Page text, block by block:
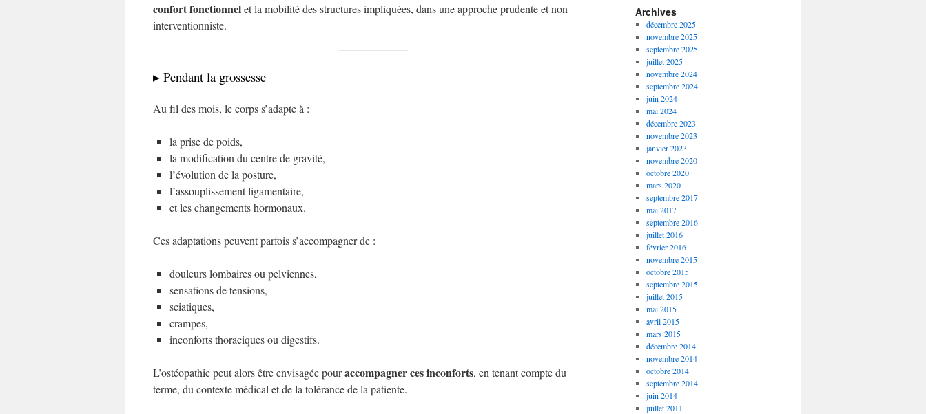
confort fonctionnelet la mobilité des structures impliquées, dans une approche prudente et non
interventionniste.
▸ Pendant la grossesse
Au fil des mois, le corps s’adapte à :
la prise de poids,
la modification du centre de gravité,
l’évolution de la posture,
l’assouplissement ligamentaire,
et les changements hormonaux.
Ces adaptations peuvent parfois s’accompagner de :
douleurs lombaires ou pelviennes,
sensations de tensions,
sciatiques,
crampes,
inconforts thoraciques ou digestifs.
L’ostéopathie peut alors être envisagée pouraccompagner ces inconforts, en tenant compte du
terme, du contexte médical et de la tolérance de la patiente.
Archives
décembre 2025
novembre 2025
septembre 2025
juillet 2025
novembre 2024
septembre 2024
juin 2024
mai 2024
décembre 2023
novembre 2023
janvier 2023
novembre 2020
octobre 2020
mars 2020
septembre 2017
mai 2017
septembre 2016
juillet 2016
février 2016
novembre 2015
octobre 2015
septembre 2015
juillet 2015
mai 2015
avril 2015
mars 2015
décembre 2014
novembre 2014
octobre 2014
septembre 2014
juin 2014
juillet 2011